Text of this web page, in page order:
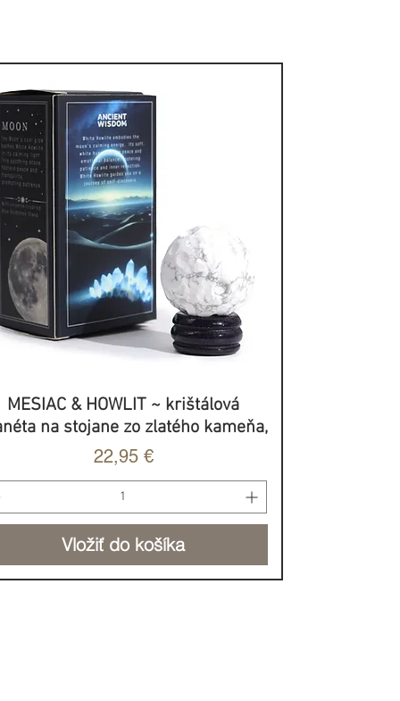
Rýchle zobrazenie
MESIAC & HOWLIT ~ krištálová
na stojane zo zlatého kameňa,
Cena
22,95 €
Vložiť do košíka